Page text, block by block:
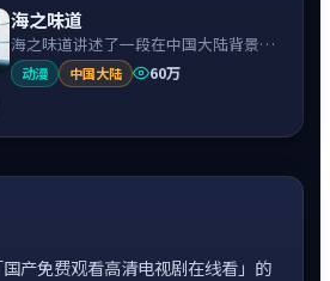
海之味道
海之味道讲述了一段在中国大陆背景下
的科幻故事，围绕刘昊然饰演的主角逐
层展开，人物动机与命运转折相互牵
动漫 中国大陆
60万
产免费观看高清电视剧在线看」的